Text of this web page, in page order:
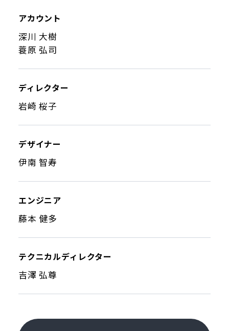
アカウント
深川 大樹
蓑原 弘司
ディレクター
岩崎 桜子
デザイナー
伊南 智寿
エンジニア
藤本 健多
テクニカルディレクター
吉澤 弘尊